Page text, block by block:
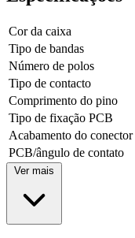
Cor da caixa
Tipo de bandas
Número de polos
Tipo de contacto
Comprimento do pino
Tipo de fixação PCB
Acabamento do conector
PCB/ângulo de contato
Ver mais